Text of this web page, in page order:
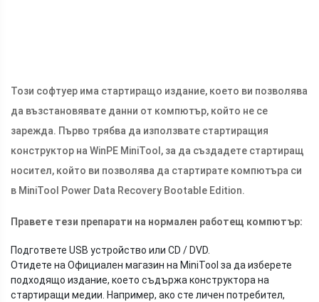
Този софтуер има стартиращо издание, което ви позволява
да възстановявате данни от компютър, който не се
зарежда. Първо трябва да използвате стартиращия
конструктор на WinPE MiniTool, за да създадете стартиращ
носител, който ви позволява да стартирате компютъра си
в MiniTool Power Data Recovery Bootable Edition.
Правете тези препарати на нормален работещ компютър:
Подгответе USB устройство или CD / DVD.
Отидете на Официален магазин на MiniTool за да изберете
подходящо издание, което съдържа конструктора на
стартиращи медии. Например, ако сте личен потребител,